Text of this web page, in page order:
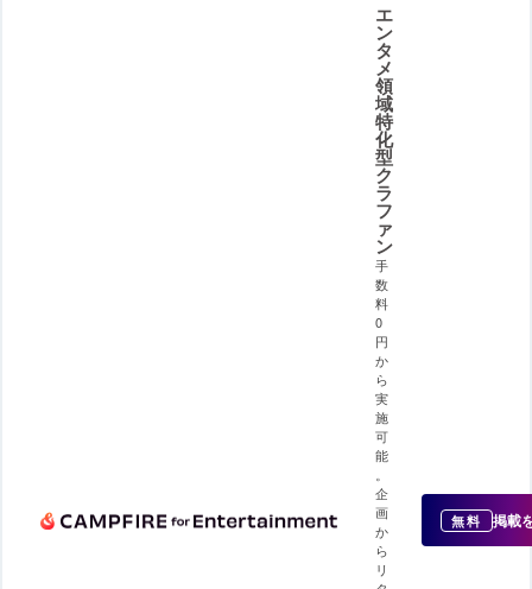
エ
ン
タ
メ
領
域
特
化
型
ク
ラ
フ
ァ
ン
手
数
料
0
円
か
ら
実
施
可
能
。
企
画
か
ら
リ
無料 掲載